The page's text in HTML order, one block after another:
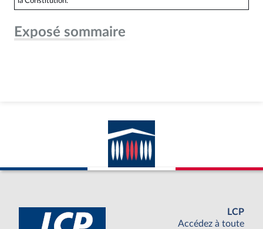
Exposé sommaire
LCP
Accédez à toute